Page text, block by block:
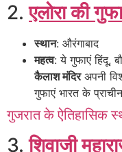
2.एलोरा की
स्थान: औरंगाबाद
महत्व: ये गुफाएं हिंदू,
कैलाश मंदिरअपनी
गुफाएं भारत के
गुजरात के ऐतिहासिक
3.शिवाजी